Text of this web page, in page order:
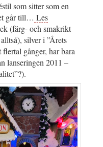
som sitter som en
går till… Les
(färg- och smakrikt
silver i ”Årets
gånger, har bara
lanseringen 2011 –